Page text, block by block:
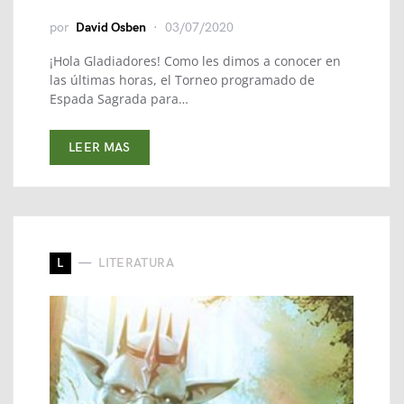
por David Osben 03/07/2020
¡Hola Gladiadores! Como les dimos a conocer en
las últimas horas, el Torneo programado de
Espada Sagrada para…
LEER MAS
L LITERATURA